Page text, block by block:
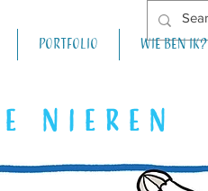
Portfolio Wie ben ik?
NIEREN